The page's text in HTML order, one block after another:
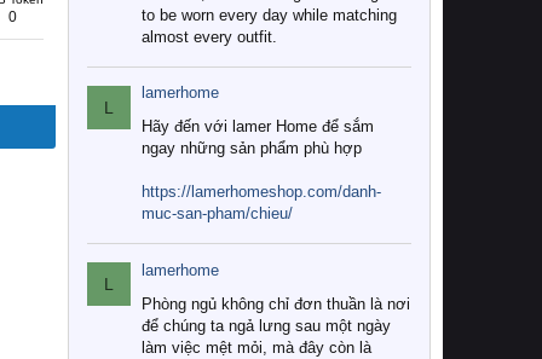
0
to be worn every day while matching
almost every outfit.
L
lamerhome
Hãy đến với lamer Home để sắm
ngay những sản phẩm phù hợp
https://lamerhomeshop.com/danh-
muc-san-pham/chieu/
L
lamerhome
Phòng ngủ không chỉ đơn thuần là nơi
để chúng ta ngả lưng sau một ngày
làm việc mệt mỏi, mà đây còn là